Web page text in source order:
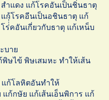
สำแดง แก้โรคอันเป็นชิ่่่่นธาตุ
แก้โรคอีนเป็นอชินธาตุ แก้
โร่่่่่คอันเกี่ยวกับธาตุ แก้เหน็บ
บาย
ษไข้ พิษเสมหะ ทำให้เส้น
แก้โลหิตอันทำให้
แก้กษัย แก้เส้นเอ็นพิการ แก้